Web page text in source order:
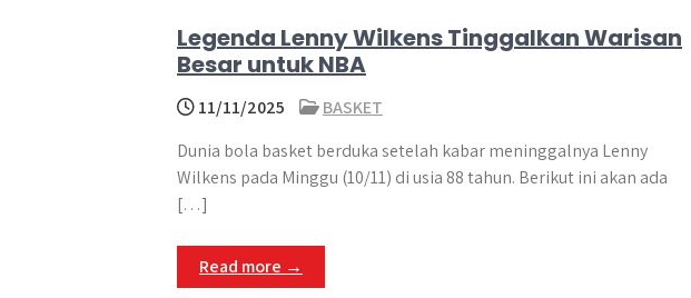
Legenda Lenny Wilkens Tinggalkan Warisan
Besar untuk NBA
11/11/2025
BASKET
Dunia bola basket berduka setelah kabar meninggalnya Lenny
Wilkens pada Minggu (10/11) di usia 88 tahun. Berikut ini akan ada
[…]
Read more →